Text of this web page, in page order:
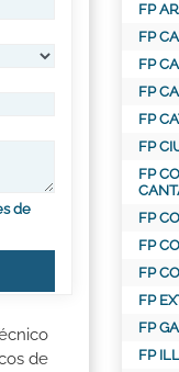
de
de
FP
FP
FP
FP
FP
FP
FP
FP
FP
FP
FP
FP
FP